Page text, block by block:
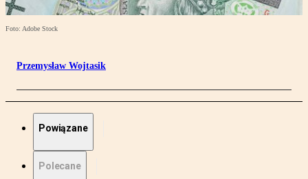
Foto: Adobe Stock
Przemysław Wojtasik
Powiązane
Polecane